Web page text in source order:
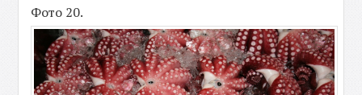
Фото 20.